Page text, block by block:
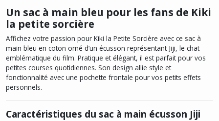
Un sac à main bleu pour les fans de Kiki
la petite sorcière
Affichez votre passion pour Kiki la Petite Sorcière avec ce sac à
main bleu en coton orné d’un écusson représentant Jiji, le chat
emblématique du film. Pratique et élégant, il est parfait pour vos
petites courses quotidiennes. Son design allie style et
fonctionnalité avec une pochette frontale pour vos petits effets
personnels.
Caractéristiques du sac à main écusson Jiji